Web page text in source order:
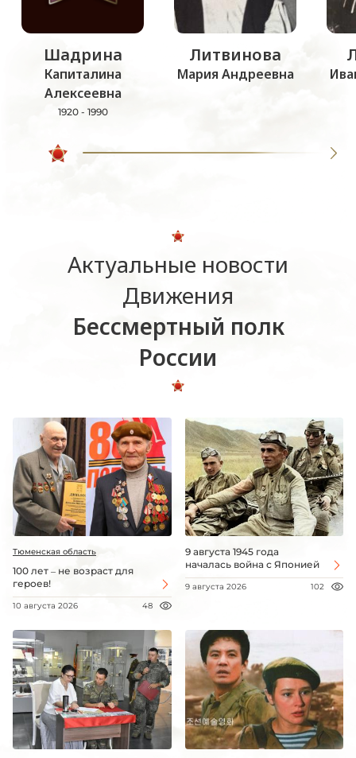
Шадрина
Капиталина
Алексеевна
1920 - 1990
Литвинова
Мария Андреевна
Актуальные новости
Движения
Бессмертный полк
России
Тюменская область
100 лет – не возраст для
героев!
10 августа 2026 48
9 августа 1945 года
началась война с Японией
9 августа 2026 102